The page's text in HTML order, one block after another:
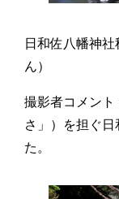
日和佐八幡神
ん）
撮影者コメント
さ」）を担ぐ
た。